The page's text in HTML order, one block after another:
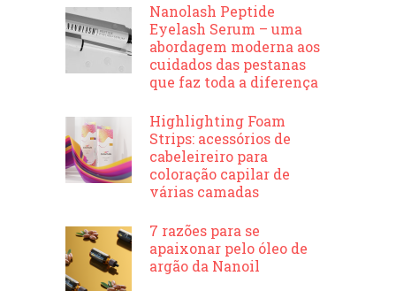
Nanolash Peptide
Eyelash Serum – uma
abordagem moderna aos
cuidados das pestanas
que faz toda a diferença
Highlighting Foam
Strips: acessórios de
cabeleireiro para
coloração capilar de
várias camadas
7 razões para se
apaixonar pelo óleo de
argão da Nanoil